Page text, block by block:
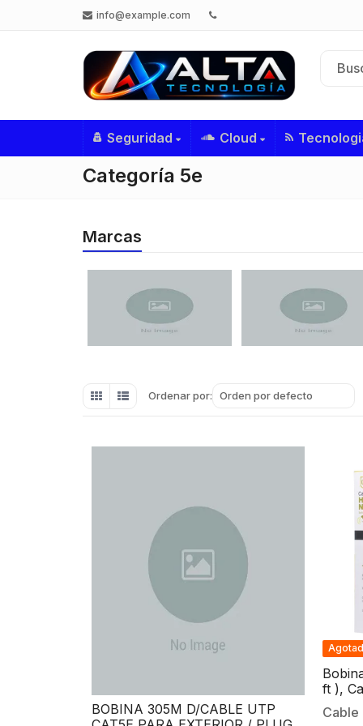
info@example.com
Seguridad Cloud
Categoría 5e
Marcas
Ordenar por: Orden por defecto
BOBINA 305M D/CABLE UTP
ft ),
color
en
Cable